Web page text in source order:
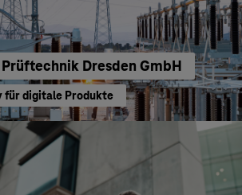
Prüftechnik Dresden GmbH
für digitale Produkte